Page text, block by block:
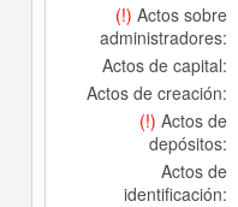
(!) Actos sobre
administradores:
Actos de capital:
Actos de creación:
(!) Actos de
depósitos:
Actos de
identificación: